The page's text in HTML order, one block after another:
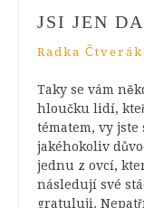
JSI JEN
Radka
Taky se vám
hloučku lidí,
tématem, vy
jakéhokoliv
jednu z ovcí,
následují své
gratuluji.